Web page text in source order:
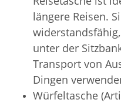
längere Reisen.
unter der
Transport von
Dingen
Würfeltasche